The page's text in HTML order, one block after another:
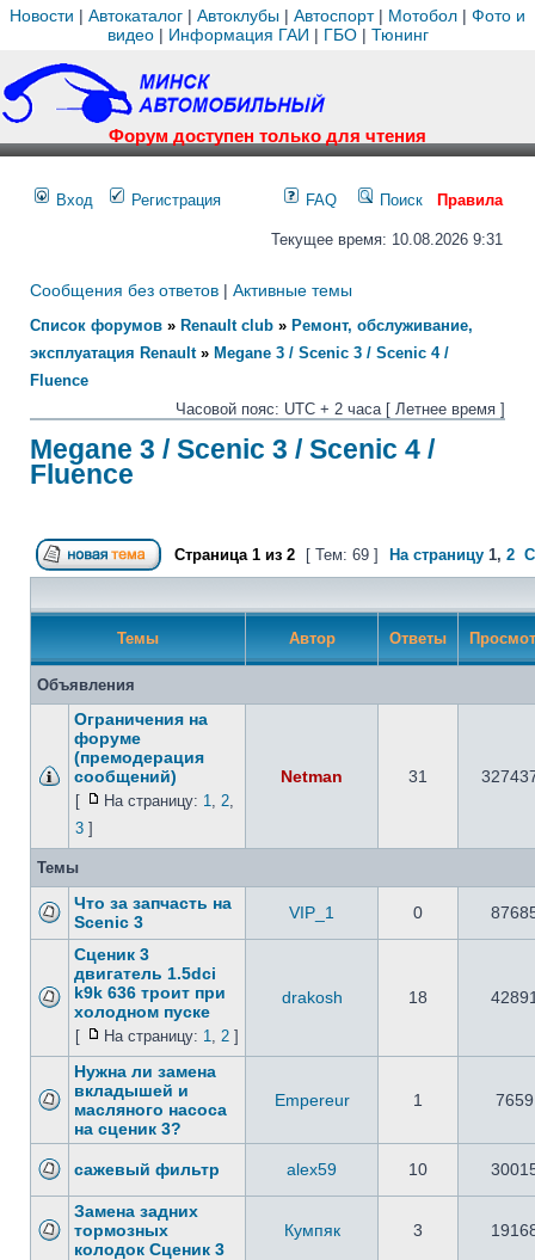
Новости | Автокаталог | Автоклубы | Автоспорт| Мотобол | Фото и
видео| Информация ГАИ | ГБО| Тюнинг
Форум доступен только для чтения
Вход Регистрация FAQ Поиск Правила
Текущее время: 10.08.2026 9:31
Сообщения без ответов | Активные темы
Список форумов » Renault club » Ремонт, обслуживание,
эксплуатация Renault» Megane 3 / Scenic 3 / Scenic 4 /
Fluence
Часовой пояс: UTC + 2 часа [ Летнее время ]
Megane 3 / Scenic 3 / Scenic 4 /
Fluence
Страница 1 из 2 [ Тем: 69 ] На страницу 1, 2
Темы Автор Ответы
Объявления
Ограничения на
форуме
(премодерация
сообщений)
[ На страницу: 1, 2,
3 ]
Netman 31
Темы
Что за запчасть на
Scenic 3
VIP_1 0
Сценик 3
двигатель 1.5dci
k9k 636 троит при
холодном пуске
[ На страницу: 1, 2 ]
drakosh 18
Нужна ли замена
вкладышей и
масляного насоса
на сценик 3?
Empereur 1 7659
сажевый фильтр alex59 10
Замена задних
тормозных
колодок Сценик 3
Кумпяк 3